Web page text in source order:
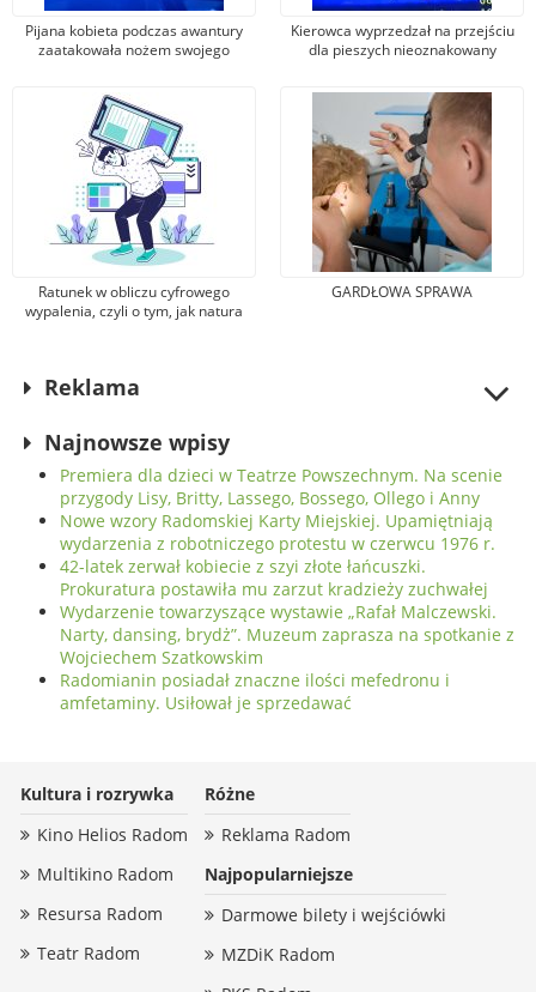
Pijana kobieta podczas awantury
zaatakowała nożem swojego
Kierowca wyprzedzał na przejściu
dla pieszych nieoznakowany
kosztowało
Ratunek w obliczu cyfrowego
wypalenia, czyli o tym, jak natura
GARDŁOWA SPRAWA
Reklama
Najnowsze wpisy
Premiera dla dzieci w Teatrze Powszechnym. Na scenie
przygody Lisy, Britty, Lassego, Bossego, Ollego i Anny
Nowe wzory Radomskiej Karty Miejskiej. Upamiętniają
wydarzenia z robotniczego protestu w czerwcu 1976 r.
42-latek zerwał kobiecie z szyi złote łańcuszki.
Prokuratura postawiła mu zarzut kradzieży zuchwałej
Wydarzenie towarzyszące wystawie „Rafał Malczewski.
Narty, dansing, brydż”. Muzeum zaprasza na spotkanie z
Wojciechem Szatkowskim
Radomianin posiadał znaczne ilości mefedronu i
amfetaminy. Usiłował je sprzedawać
Kultura i rozrywka
Kino Helios Radom
Multikino Radom
Resursa Radom
Teatr Radom
Różne
Reklama Radom
Najpopularniejsze
Darmowe bilety i wejściówki
MZDiK Radom